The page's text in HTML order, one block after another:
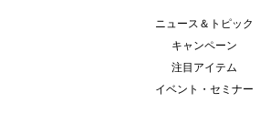
ニュース＆トピック
キャンペーン
注目アイテム
イベント・セミナー